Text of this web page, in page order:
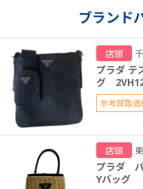
ブランド
店頭
プラダ テ
グ
参考買取価
店頭
プラダ
Yバッグ